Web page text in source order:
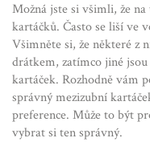
Možná jste si všimli, že
kartáčků. Často se liší ve
Všimněte si, že některé z
drátkem, zatímco jiné
kartáček. Rozhodně vám
správný mezizubní
preference. Může to být
vybrat si ten správný.